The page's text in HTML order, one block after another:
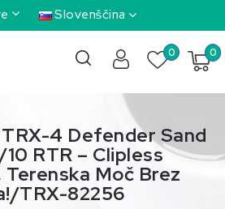
Slovenščina
0
0
4 Defender Sand
RTR – Clipless
Terenska Moč Brez
TRX-82256